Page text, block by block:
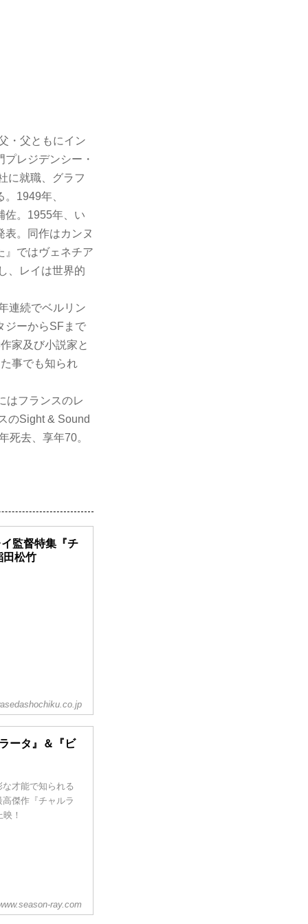
・父ともにイン
レジデンシー・
に就職、グラフ
1949年、
佐。1955年、い
表。同作はカンヌ
』ではヴェネチア
、レイは世界的
連続でベルリン
ジーからSFまで
家及び小説家と
事でも知られ
はフランスのレ
のSight & Sound
死去、享年70。
監督特集『チ
田松竹
ータ』＆『ビ
才能で知られる
傑作『チャルラ
！
ray.com